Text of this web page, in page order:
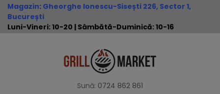
Magazin: Gheorghe Ionescu-Sisești 226, Sector 1,
București
Luni-Vineri: 10-20 | Sâmbătă-Duminică: 10-16
Sună: 0724 862 861